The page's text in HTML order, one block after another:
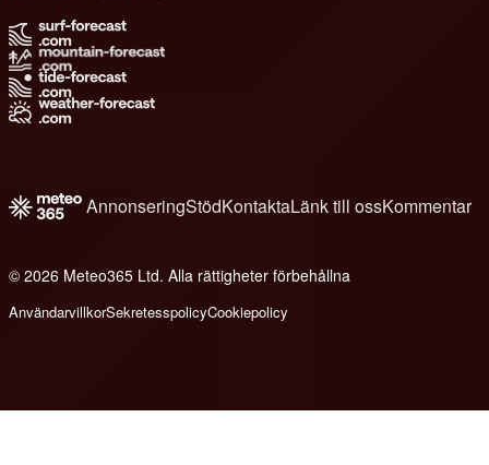
AnnonseringStödKontaktaLänk till ossKommentar
© 2026 Meteo365 Ltd. Alla rättigheter förbehållna
AnvändarvillkorSekretesspolicyCookiepolicy